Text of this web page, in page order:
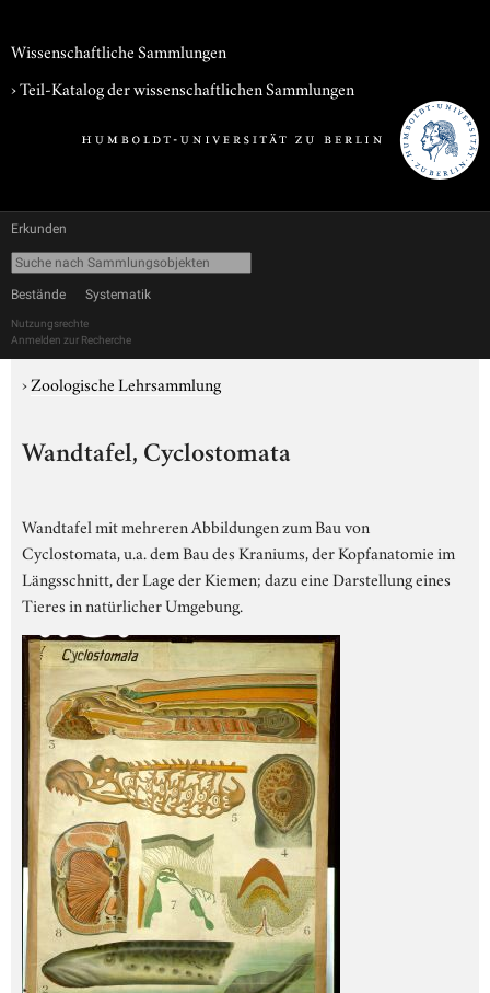
Wissenschaftliche Sammlungen
› Teil-Katalog der wissenschaftlichen Sammlungen
Erkunden
Bestände Systematik
Nutzungsrechte
Anmelden zur Recherche
›Zoologische Lehrsammlung
Wandtafel, Cyclostomata
Wandtafel mit mehreren Abbildungen zum Bau von
Cyclostomata, u.a. dem Bau des Kraniums, der Kopfanatomie im
Längsschnitt, der Lage der Kiemen; dazu eine Darstellung eines
Tieres in natürlicher Umgebung.